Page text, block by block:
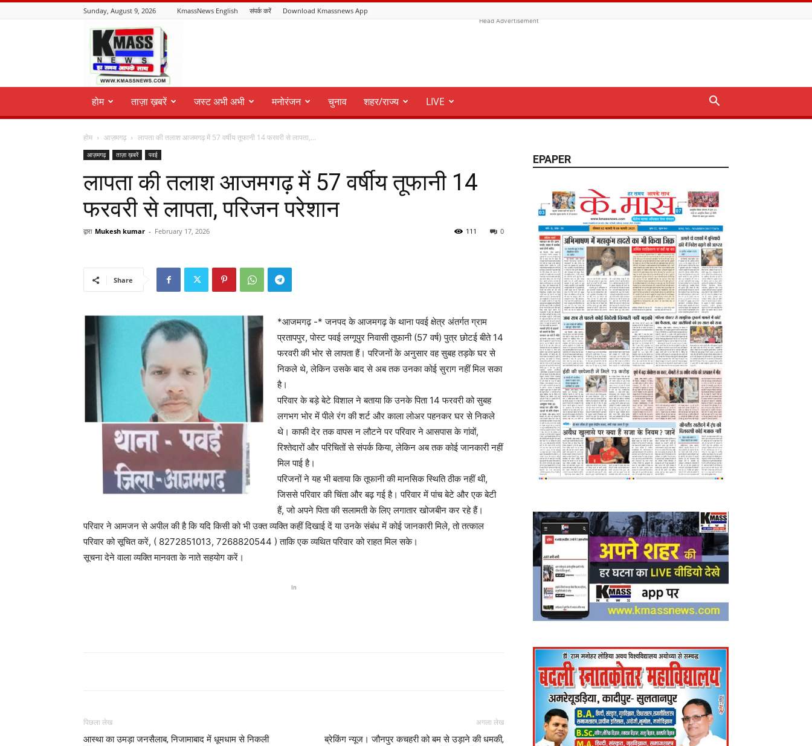
Sunday, August 9, 2026 KmassNews English संपर्क करें Download Kmassnews App
KmassNews
Head Advertisement
होम ताज़ा ख़बरें जस्ट अभी अभी मनोरंजन चुनाव शहर/राज्य LIVE
होम आज़मगढ़ लापता की तलाश आजमगढ़ में 57 वर्षीय तूफानी 14 फरवरी से लापता,...
आज़मगढ़ ताज़ा ख़बरें पवई
लापता की तलाश आजमगढ़ में 57 वर्षीय तूफानी 14
फरवरी से लापता, परिजन परेशान
द्वारा Mukesh kumar - February 17, 2026 0
111
Share
*आजमगढ़ -* जनपद के आजमगढ़ के थाना पवई क्षेत्र अंतर्गत ग्राम
प्रतापपुर, पोस्ट पवई लग्गूपुर निवासी तूफानी (57 वर्ष) पुत्र छोटई बीते 14
फरवरी की भोर से लापता हैं। परिजनों के अनुसार वह सुबह तड़के घर से
निकले थे, लेकिन उसके बाद से अब तक उनका कोई सुराग नहीं मिल सका
है।
परिवार के बड़े बेटे विशाल ने बताया कि उनके पिता 14 फरवरी को सुबह
लगभग भोर में पीले रंग की शर्ट और काला लोअर पहनकर घर से निकले
थे। काफी देर तक वापस न लौटने पर परिवार ने आसपास के गांवों,
रिश्तेदारों और परिचितों से संपर्क किया, लेकिन अब तक कोई जानकारी नहीं
मिल पाई है।
परिजनों ने यह भी बताया कि तूफानी की मानसिक स्थिति ठीक नहीं थी,
जिससे परिवार की चिंता और बढ़ गई है। परिवार में पांच बेटे और एक बेटी
हैं, जो अपने पिता की सलामती के लिए लगातार खोजबीन कर रहे हैं।
परिवार ने आमजन से अपील की है कि यदि किसी को भी उक्त व्यक्ति कहीं दिखाई दें या उनके संबंध में कोई जानकारी मिले, तो तत्काल
परिवार को सूचित करें, ( 8272851013, 7268820544 ) ताकि एक व्यथित परिवार को राहत मिल सके।
सूचना देने वाला व्यक्ति मानवता के नाते सहयोग करें।
In
पिछला लेख
आस्था का उमड़ा जनसैलाब, निजामाबाद में धूमधाम से निकली
अगला लेख
ब्रेकिंग न्यूज। जौनपुर कचहरी को बम से उड़ाने की धमकी,
EPAPER